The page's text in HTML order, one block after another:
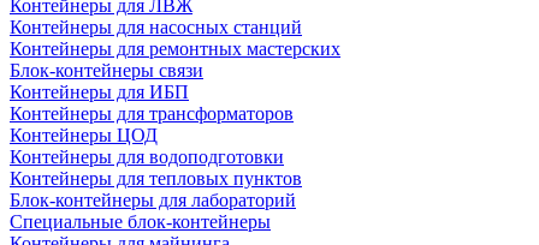
Контейнеры для ЛВЖ
Контейнеры для насосных станций
Контейнеры для ремонтных мастерских
Блок-контейнеры связи
Контейнеры для ИБП
Контейнеры для трансформаторов
Контейнеры ЦОД
Контейнеры для водоподготовки
Контейнеры для тепловых пунктов
Блок-контейнеры для лабораторий
Специальные блок-контейнеры